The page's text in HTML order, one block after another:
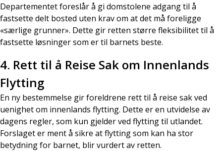
Departementet foreslår å gi domstolene adgang til å
fastsette delt bosted uten krav om at det må foreligge
«særlige grunner». Dette gir retten større fleksibilitet til å
fastsette løsninger som er til barnets beste.
4. Rett til å Reise Sak om Innenlands
Flytting
En ny bestemmelse gir foreldrene rett til å reise sak ved
uenighet om innenlands flytting. Dette er en utvidelse av
dagens regler, som kun gjelder ved flytting til utlandet.
Forslaget er ment å sikre at flytting som kan ha stor
betydning for barnet, blir vurdert av retten.